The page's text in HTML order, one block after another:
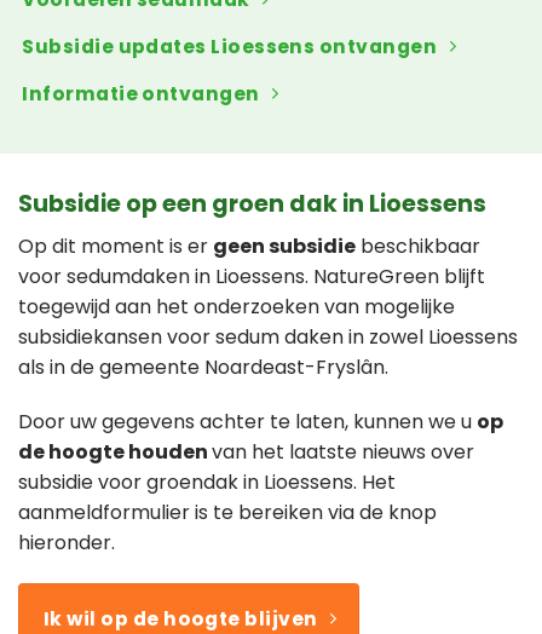
Subsidie updates Lioessens ontvangen
Informatie ontvangen
Subsidie op een groen dak in Lioessens
Op dit moment is er geen subsidie beschikbaar
voor sedumdaken in Lioessens. NatureGreen blijft
toegewijd aan het onderzoeken van mogelijke
subsidiekansen voor sedum daken in zowel Lioessens
als in de gemeente Noardeast-Fryslân.
Door uw gegevens achter te laten, kunnen we u op
de hoogte houdenvan het laatste nieuws over
subsidie voor groendak in Lioessens. Het
aanmeldformulier is te bereiken via de knop
hieronder.
Ik wil op de hoogte blijven